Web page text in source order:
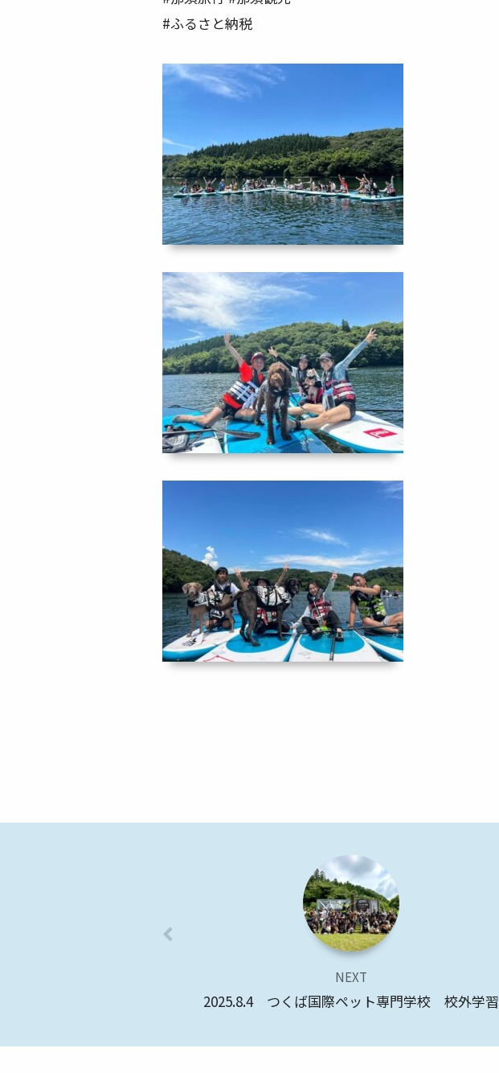
#ふるさと納税
NEXT
2025.8.4 つくば国際ペット専門学校 校外学習